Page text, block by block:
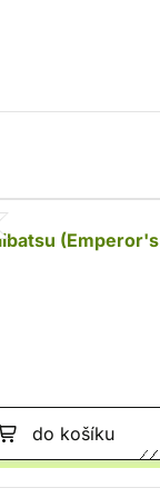
(Emperor's
do košíku